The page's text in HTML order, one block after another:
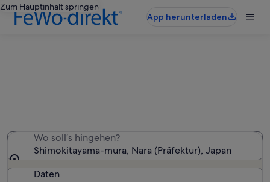
Zum Hauptinhalt springen
App herunterladen
Wo soll’s hingehen?
Shimokitayama-mura, Nara (Präfektur), Japan
Daten